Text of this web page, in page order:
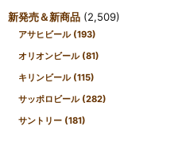
新発売＆新商品 (2,509)
アサヒビール (193)
オリオンビール (81)
キリンビール (115)
サッポロビール (282)
サントリー (181)